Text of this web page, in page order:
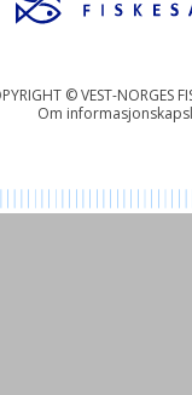
© VEST-NORGES
Om